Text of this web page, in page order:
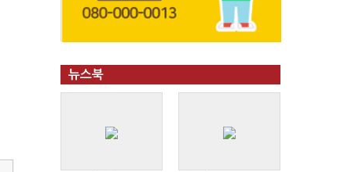
뉴스북